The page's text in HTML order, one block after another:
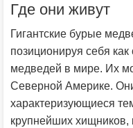
Где они живут
Гигантские бурые
позиционируя себя
медведей в мире. Их
Северной Америке.
характеризующиеся
крупнейших хищников,